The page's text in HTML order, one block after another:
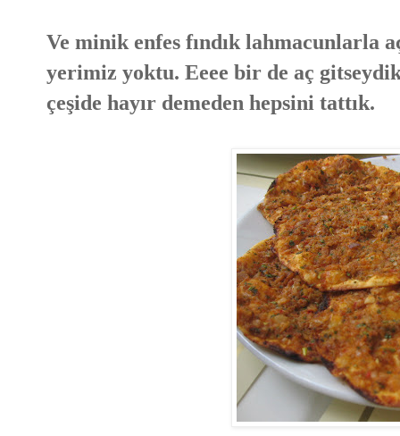
Ve minik enfes fındık lahmacunlarla
yerimiz yoktu. Eeee bir de aç
çeşide hayır demeden hepsini tattık.